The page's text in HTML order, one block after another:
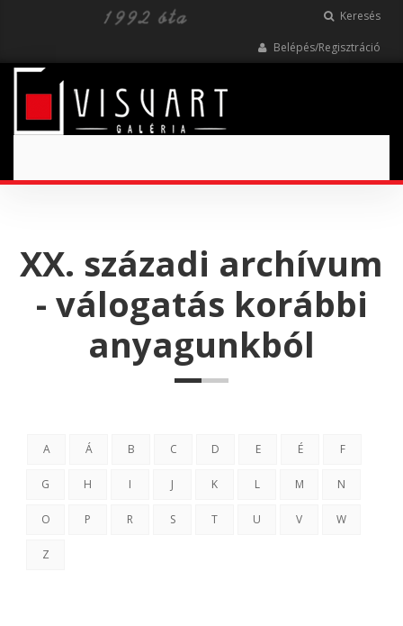
Keresés
Belépés/Regisztráció
XX. századi archívum
- válogatás korábbi
anyagunkból
A Á B C D E É F
G H I J K L M N
O P R S T U V W
Z